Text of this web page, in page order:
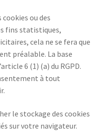
ou des
fins statistiques,
cela ne se fera que
préalable. La base
6 (1) (a) du RGPD.
à tout
le stockage des cookies
sur votre navigateur.